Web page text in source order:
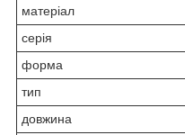
матеріал
серія
форма
тип
довжина